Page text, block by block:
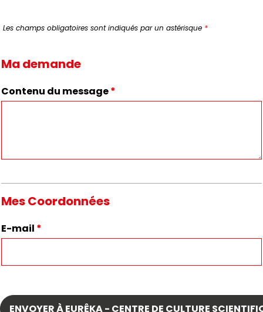
Les champs obligatoires sont indiqués par un astérisque *
Ma demande
Contenu du message*
Mes Coordonnées
E-mail *